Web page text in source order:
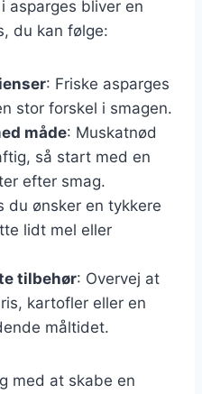
asparges bliver en
du kan følge:
: Friske asparges
stor forskel i smagen.
måde: Muskatnød
så start med en
efter smag.
du ønsker en tykkere
lidt mel eller
tilbehør: Overvej at
kartofler eller en
måltidet.
med at skabe en